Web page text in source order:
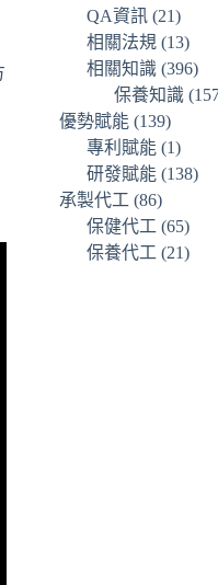
QA資訊 (21)
相關法規 (13)
相關知識 (396)
保養知識
優勢賦能 (139)
專利賦能 (1)
研發賦能 (138)
承製代工 (86)
保健代工 (65)
保養代工 (21)